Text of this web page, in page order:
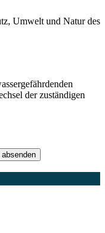
Umwelt und Natur des
der zuständigen